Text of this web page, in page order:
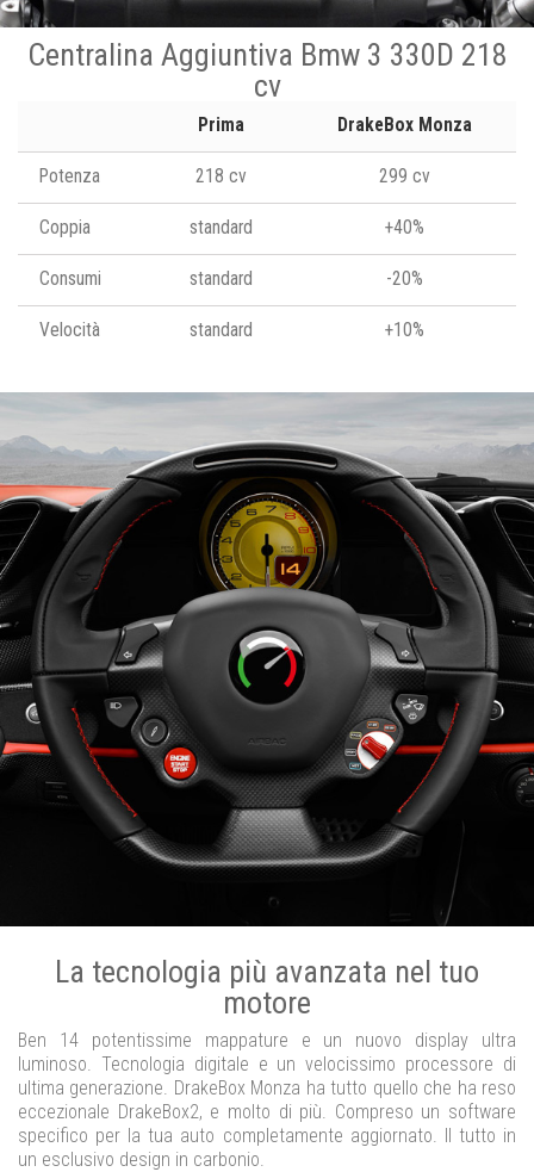
Centralina Aggiuntiva Bmw 3 330D 218
cv
Prima DrakeBox Monza
Potenza 218 cv 299 cv
Coppia standard +40%
Consumi standard -20%
Velocità standard +10%
La tecnologia più avanzata nel tuo
motore
Ben 14 potentissime mappature e un nuovo display ultra
luminoso. Tecnologia digitale e un velocissimo processore di
ultima generazione. DrakeBox Monza ha tutto quello che ha reso
eccezionale DrakeBox2, e molto di più. Compreso un software
specifico per la tua auto completamente aggiornato. Il tutto in
un esclusivo design in carbonio.